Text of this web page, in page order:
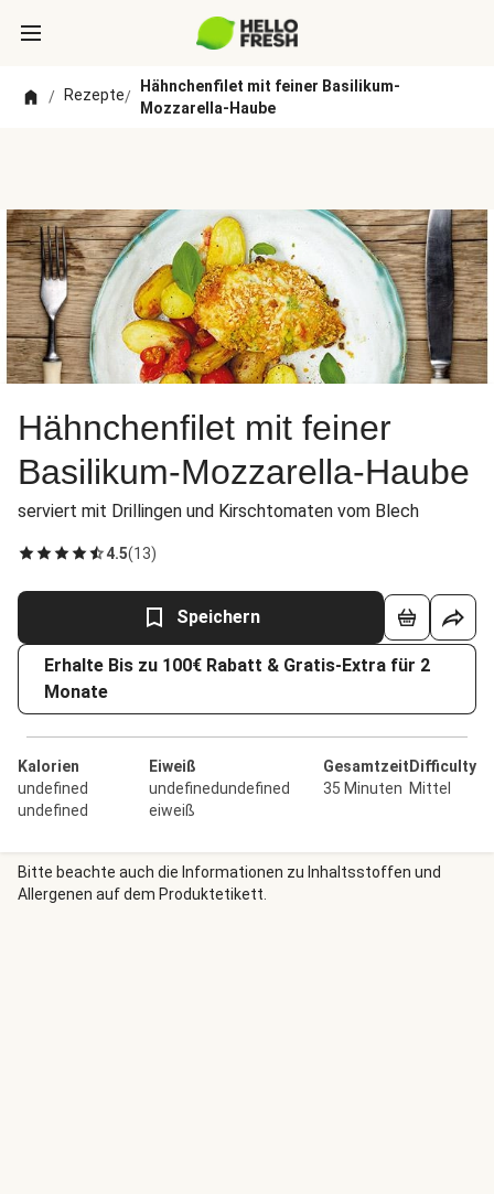
/ Rezepte/
Hähnchenfilet mit feiner Basilikum-
Mozzarella-Haube
Hähnchenfilet mit feiner
Basilikum-Mozzarella-Haube
serviert mit Drillingen und Kirschtomaten vom Blech
4.5(13)
Speichern
Erhalte Bis zu 100€ Rabatt & Gratis-Extra für 2
Monate
Kalorien
undefined
undefined
Eiweiß
undefinedundefined
eiweiß
Gesamtzeit
35 Minuten
Difficulty
Mittel
Bitte beachte auch die Informationen zu Inhaltsstoffen und
Allergenen auf dem Produktetikett.